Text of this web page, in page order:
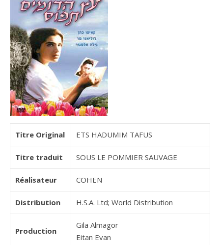
Titre Original ETS HADUMIM TAFUS
Titre traduit SOUS LE POMMIER SAUVAGE
Réalisateur COHEN
Distribution H.S.A. Ltd; World Distribution
Production
Gila Almagor
Eitan Evan